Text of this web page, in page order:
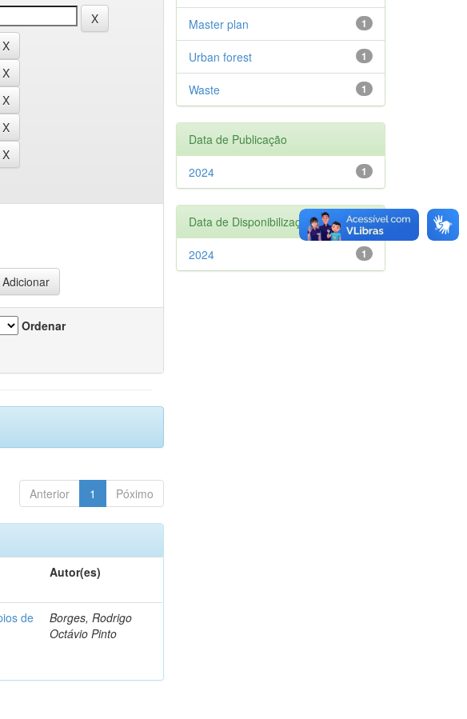
Ordenar
Anterior 1 Póximo
Autor(es)
de
Borges, Rodrigo
Octávio Pinto
1
Master plan
1
Urban forest
1
Waste
Data de Publicação
1
2024
Data de Disponibilização
1
2024